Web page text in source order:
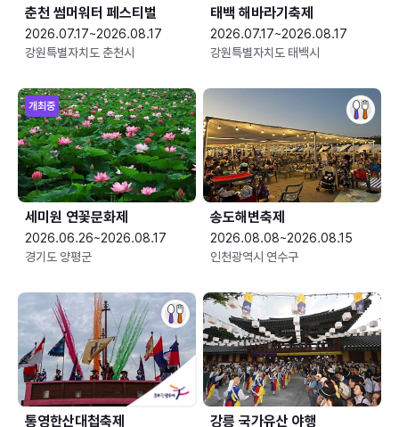
춘천 썸머워터 페스티벌
2026.07.17~2026.08.17
강원특별자치도 춘천시
태백 해바라기축제
2026.07.17~2026.08.17
강원특별자치도 태백시
개최중
세미원 연꽃문화제
2026.06.26~2026.08.17
경기도 양평군
송도해변축제
2026.08.08~2026.08.15
인천광역시 연수구
통영한산대첩축제 강릉 국가유산 야행